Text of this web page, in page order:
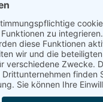
18.30-20.00 Uhr
17